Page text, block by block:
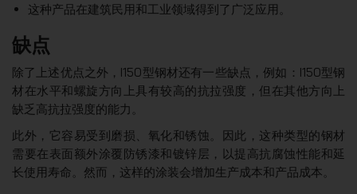
这种产品在建筑民用和工业领域得到了广泛应用。
缺点
除了上述优点之外，I150型钢材还有一些缺点，例如：I150型钢
材在水平和螺旋方向上具有较高的抗拉强度，但在其他方向上
缺乏高抗拉强度的能力。
此外，它容易受到磨损、氧化和锈蚀。因此，这种类型的钢材
需要在表面额外涂覆防锈漆和镀锌层，以提高抗腐蚀性能和延
长使用寿命。然而，这样的涂装会增加生产成本和产品成本。